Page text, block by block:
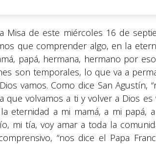
Misa de este miércoles 16 de
que comprender algo, en la
papá, hermana, hermano por
son temporales, lo que va a
vamos. Como dice San Agustín,
que volvamos a ti y volver a Dios
eternidad a mi mamá, a mi papá,
mi tía, voy amar a toda la
“nos dice el Papa